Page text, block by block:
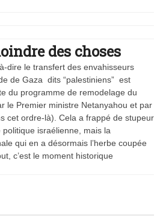
des choses
à-dire le transfert des envahisseurs
de Gaza dits “palestiniens” est
du programme de remodelage du
le Premier ministre Netanyahou et par
cet ordre-là). Cela a frappé de stupeur
israélienne, mais la
qui en a désormais l’herbe coupée
c’est le moment historique